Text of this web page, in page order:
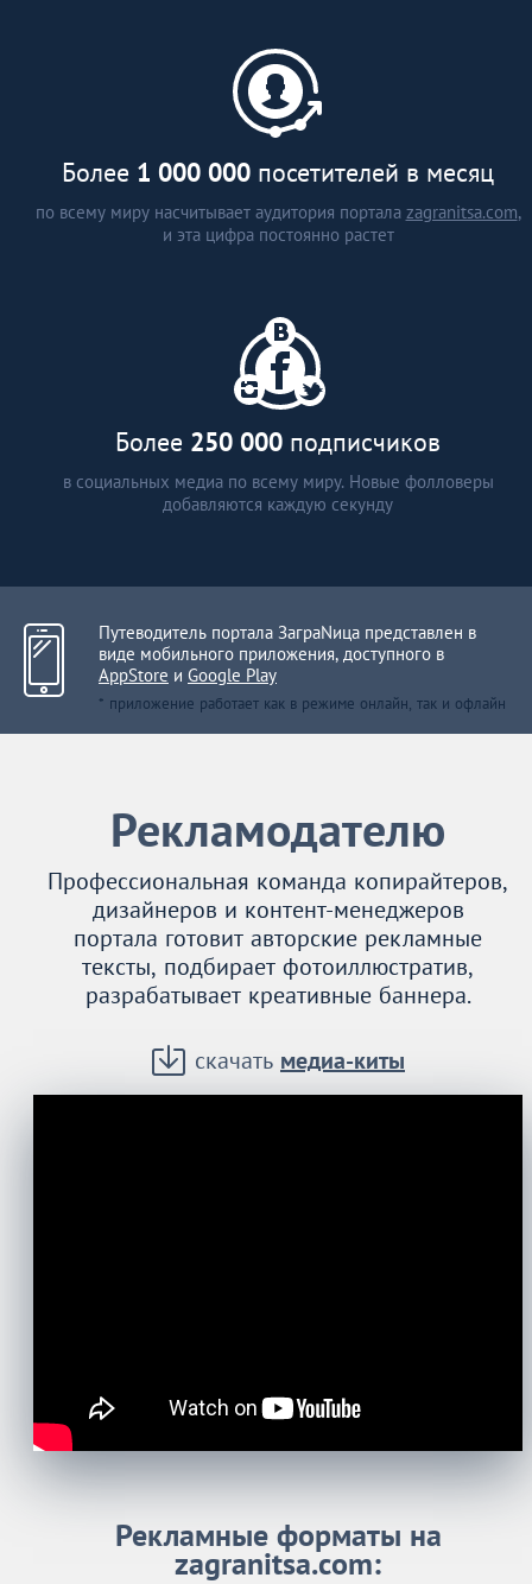
аналитические статьи
интервью с экспертами
Более 1 000 000 посетителей в месяц
по всему миру насчитывает аудитория портала zagranitsa.com,
и эта цифра постоянно растет
Более 250 000 подписчиков
в социальных медиа по всему миру. Новые фолловеры
добавляются каждую секунду
Путеводитель портала ЗаграNица представлен в
виде мобильного приложения, доступного в
AppStore и Google Play
* приложение работает как в режиме онлайн, так и офлайн
Рекламодателю
Профессиональная команда копирайтеров,
дизайнеров и контент-менеджеров
портала готовит авторские рекламные
тексты, подбирает фотоиллюстратив,
разрабатывает креативные баннера.
скачать медиа-киты
Рекламные форматы на
zagranitsa.com: